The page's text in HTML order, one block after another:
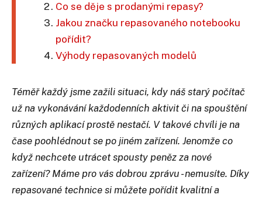
Co se děje s prodanými repasy?
Jakou značku repasovaného notebooku
pořídit?
Výhody repasovaných modelů
Téměř každý jsme zažili situaci, kdy náš starý počítač
už na vykonávání každodenních aktivit či na spouštění
různých aplikací prostě nestačí. V takové chvíli je na
čase poohlédnout se po jiném zařízení. Jenomže co
když nechcete utrácet spousty peněz za nové
zařízení? Máme pro vás dobrou zprávu - nemusíte. Díky
repasované technice si můžete pořídit kvalitní a